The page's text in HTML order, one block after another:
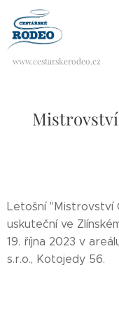
www.cestarskerodeo.cz
Mistrovství
Letošní "Mistrovství
uskuteční ve
19. října 2023 v
s.r.o., Kotojedy 56.